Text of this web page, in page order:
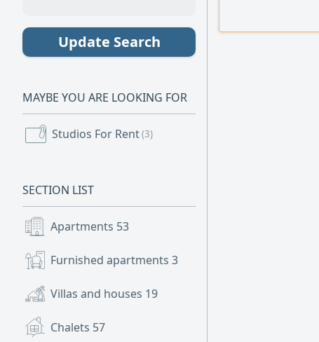
Update Search
MAYBE YOU ARE LOOKING FOR
Studios For Rent(3)
SECTION LIST
Apartments 53
Furnished apartments 3
Villas and houses 19
Chalets 57